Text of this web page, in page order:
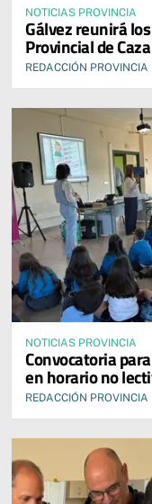
NOTICIAS PROVINCIA
Gálvez reunirá
Provincial de
REDACCIÓN PROVINCIA
NOTICIAS PROVINCIA
Convocatoria
en horario no
REDACCIÓN PROVINCIA